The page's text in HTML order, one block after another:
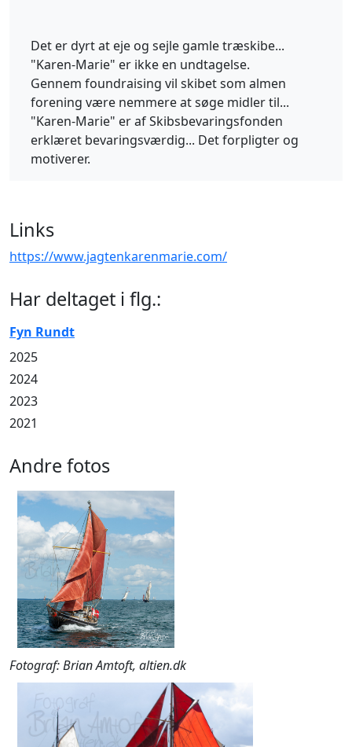
Det er dyrt at eje og sejle gamle træskibe...
"Karen-Marie" er ikke en undtagelse.
Gennem foundraising vil skibet som almen
forening være nemmere at søge midler til...
"Karen-Marie" er af Skibsbevaringsfonden
erklæret bevaringsværdig... Det forpligter og
motiverer.
Links
https://www.jagtenkarenmarie.com/
Har deltaget i flg.:
Fyn Rundt
2025
2024
2023
2021
Andre fotos
Fotograf: Brian Amtoft, altien.dk